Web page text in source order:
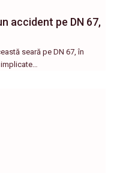
accident pe DN 67,
seară pe DN 67, în